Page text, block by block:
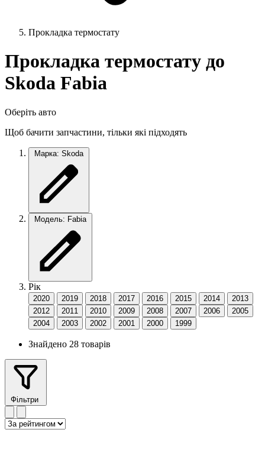
Прокладка термостату
Прокладка термостату до
Skoda Fabia
Оберіть авто
Щоб бачити запчастини, тільки які підходять
Марка: Skoda
Модель: Fabia
Рік
2020 2019 2018 2017 2016 2015 2014
2013
2012
2011 2010 2009 2008 2007 2006
2005
2004
2003 2002 2001 2000 1999
Знайдено 28 товарів
Фільтри